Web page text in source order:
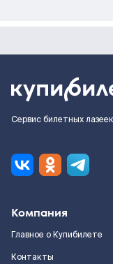
Сервис билетных лазеек
Компания
Главное о Купибилете
Контакты